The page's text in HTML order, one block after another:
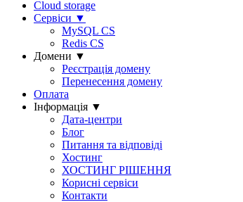
Cloud storage
Сервіси ▼
MySQL CS
Redis CS
Домени ▼
Реєстрація домену
Перенесення домену
Оплата
Інформація ▼
Дата-центри
Блог
Питання та відповіді
Хостинг
ХОСТИНГ РІШЕННЯ
Корисні сервіси
Контакти